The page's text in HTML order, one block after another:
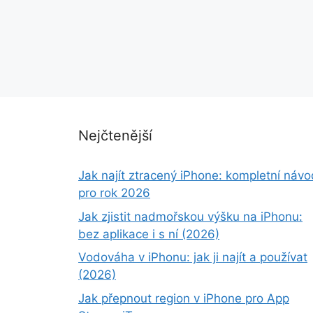
Nejčtenější
Jak najít ztracený iPhone: kompletní
pro rok 2026
Jak zjistit nadmořskou výšku na iPhonu:
bez aplikace i s ní (2026)
Vodováha v iPhonu: jak ji najít a používat
(2026)
Jak přepnout region v iPhone pro App